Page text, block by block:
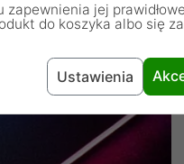
zapewnienia jej
do koszyka albo się
Ustawienia